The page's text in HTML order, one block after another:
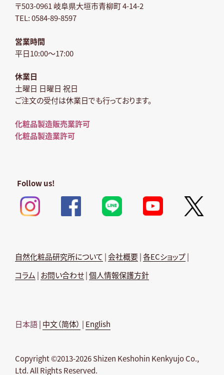
〒503-0961 岐阜県大垣市青柳町 4-14-2
TEL: 0584-89-8597
営業時間
平日10:00～17:00
休業日
土曜日 日曜日 祝日
ご注文の受付は休業日でも行っております。
化粧品製造販売業許可
化粧品製造業許可
Follow us!
自然化粧品研究所について |会社概要|各ECショップ|
コラム | お問い合わせ|個人情報保護方針
日本語| 中文（简体） | English
Copyright ©2013-2026 Shizen Keshohin Kenkyujo Co.,
Ltd. All Rights Reserved.